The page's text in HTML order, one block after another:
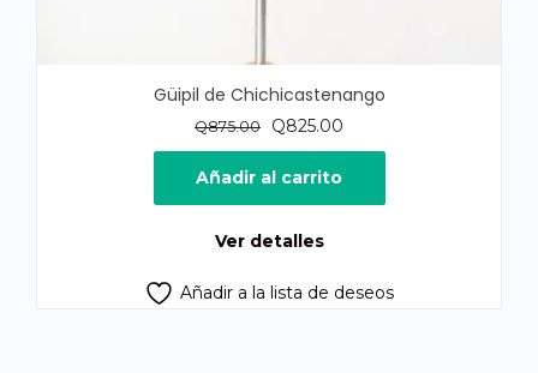
Güipil de Chichicastenango
Q875.00
El
precio
original
era:
Q825.00
precio
es:
Añadir al carrito
Ver detalles
Añadir a la lista de deseos